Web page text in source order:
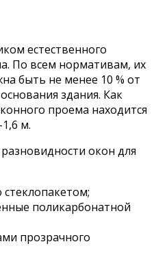
естественного
По всем нормативам, их
быть не менее 10 % от
здания. Как
проема находится
м.
окон для
поликарбонатной
прозрачного